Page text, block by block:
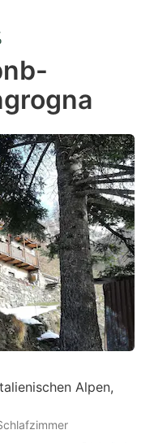
to
get
the
keyboard
shortcuts
for
changing
dates.
Alpen,